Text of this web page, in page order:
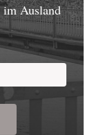
Ausland